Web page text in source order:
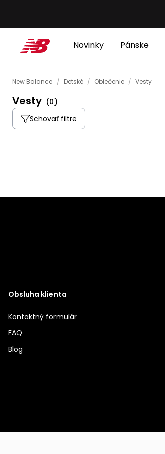
Novinky Pánske
New Balance / Detské / Oblečenie / Vesty
Vesty (0)
Schovať filtre
Obsluha klienta
Kontaktný formulár
FAQ
Blog